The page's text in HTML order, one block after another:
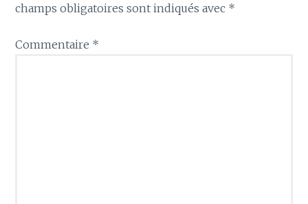
champs obligatoires sont indiqués avec *
Commentaire *